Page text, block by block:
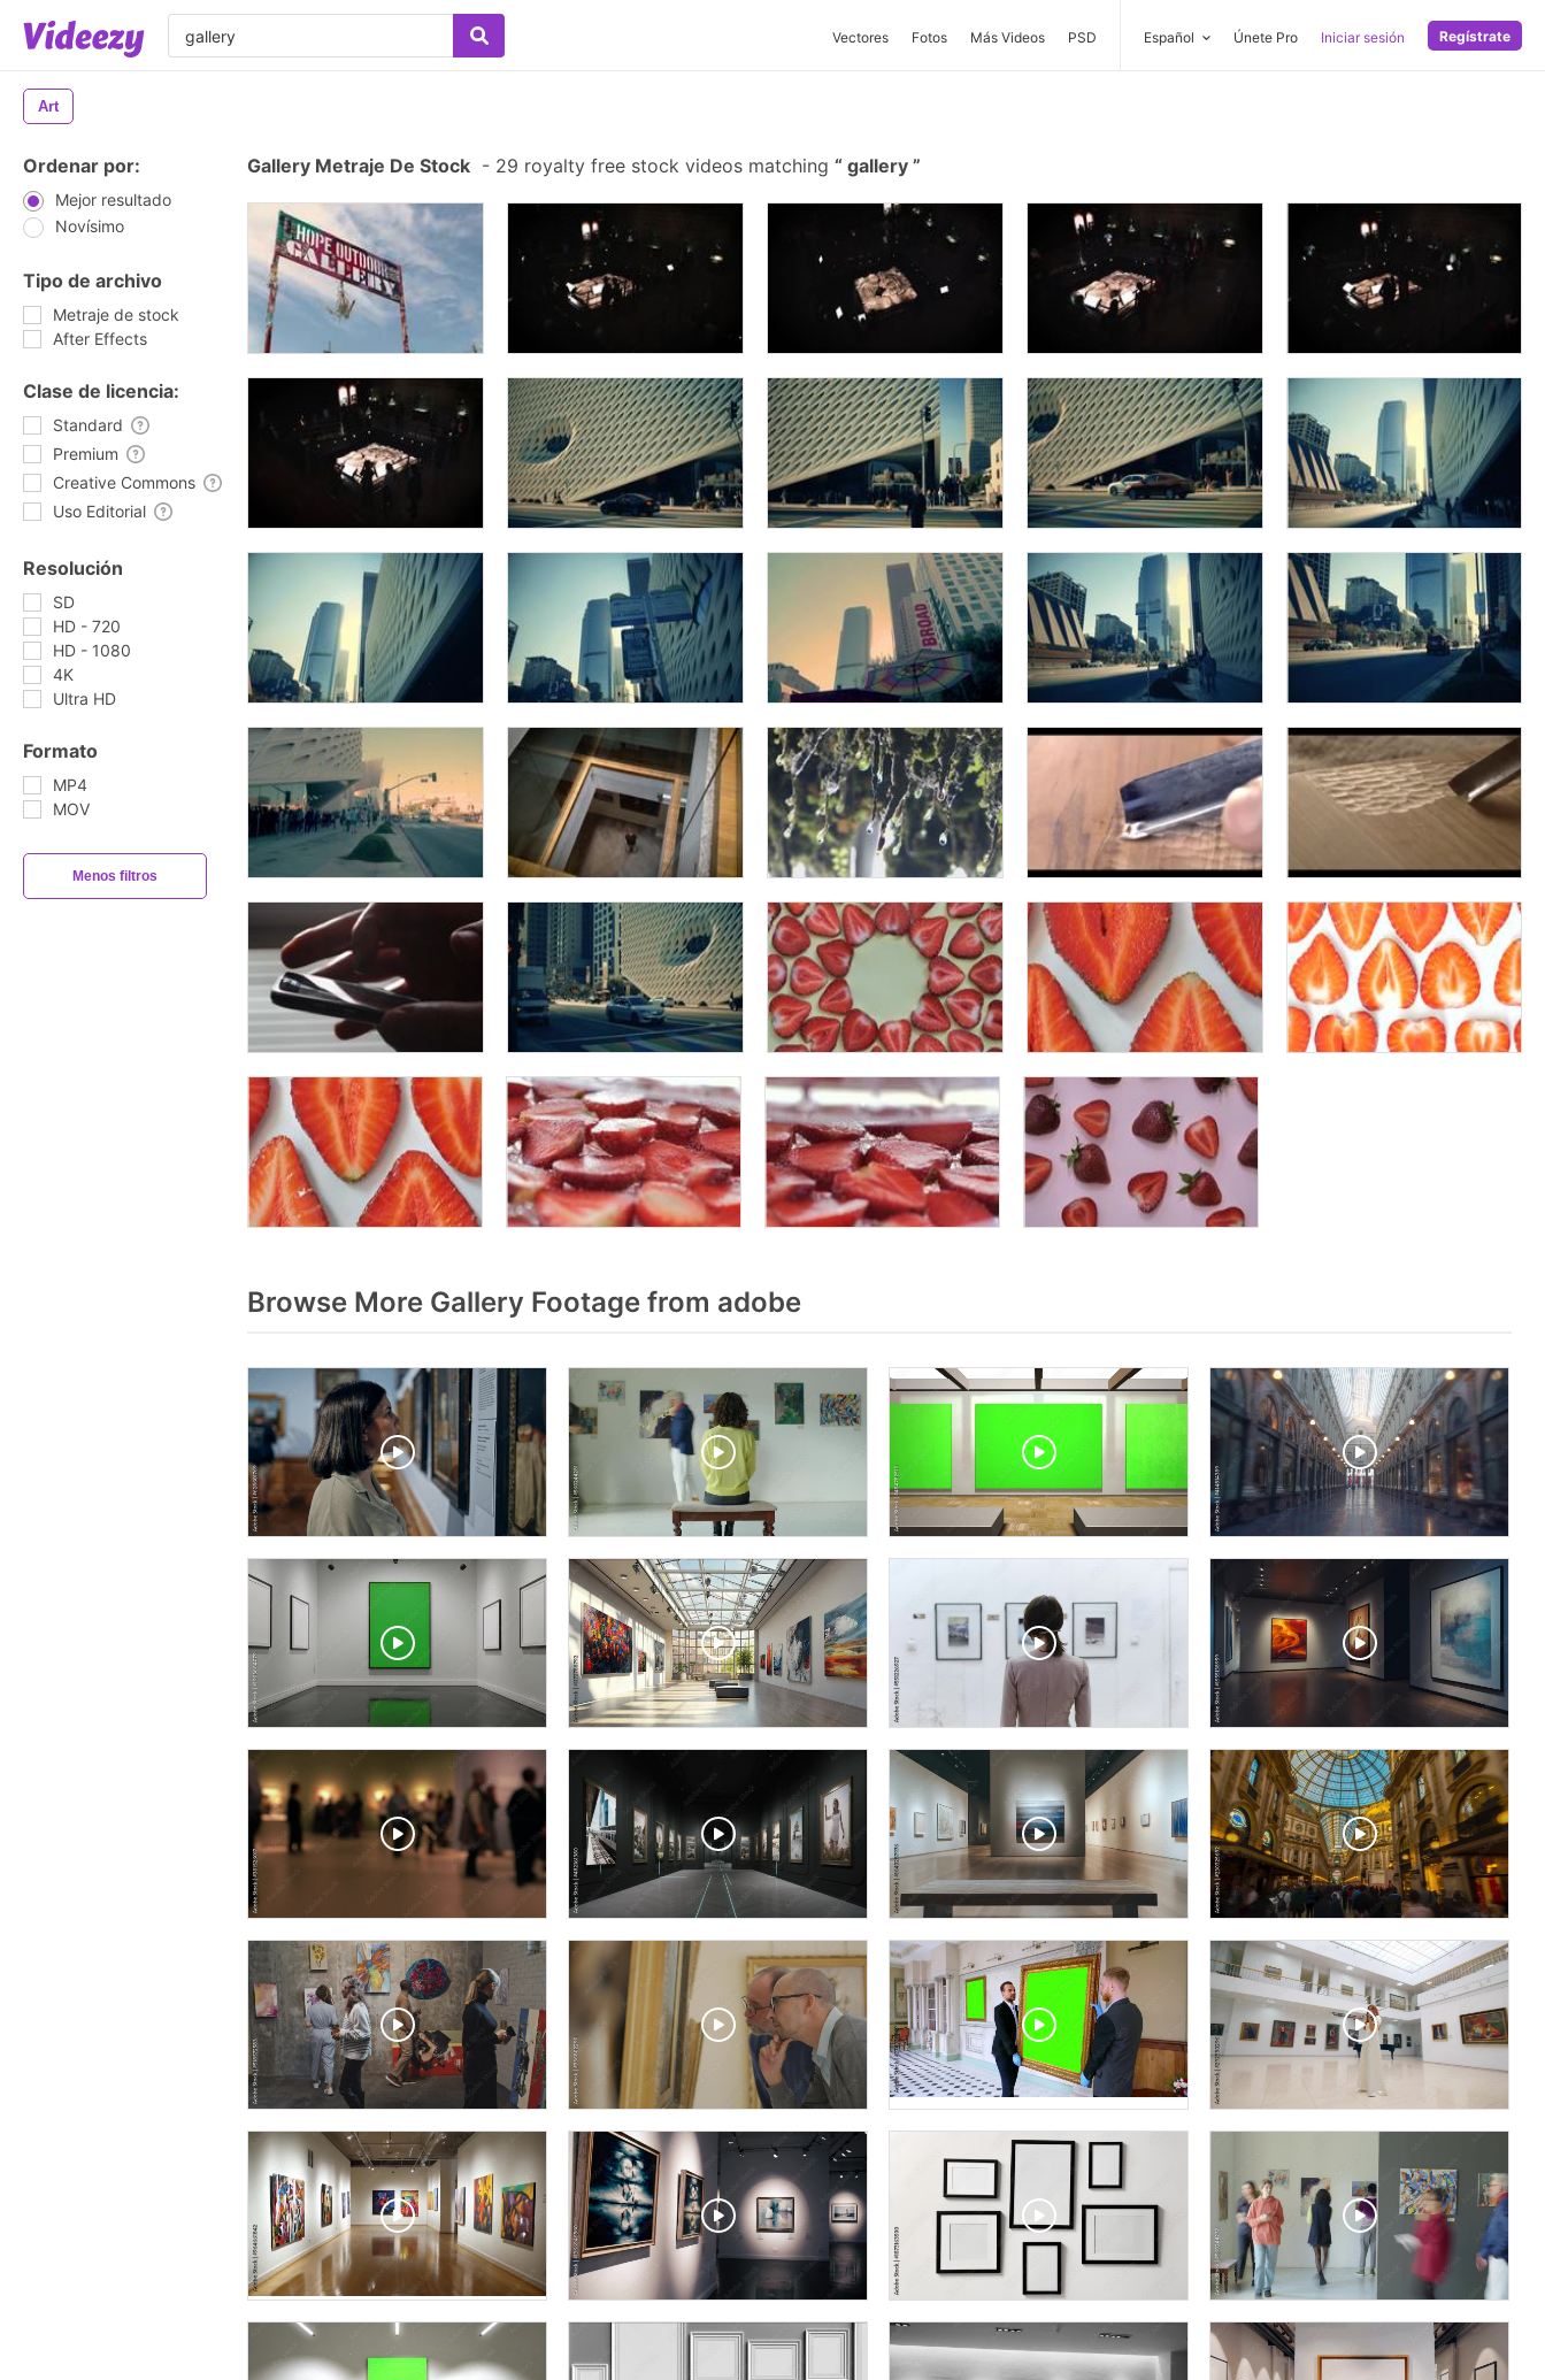
Vectores Fotos Más Videos PSD Español Únete Pro Iniciar sesión Regístrate
Art
Ordenar por:
Mejor resultado
Novísimo
Tipo de archivo
Metraje de stock
After Effects
Clase de licencia:
Standard
Premium
Creative Commons
Uso Editorial
Resolución
SD
HD - 720
HD - 1080
4K
Ultra HD
Formato
MP4
MOV
Menos filtros
Gallery Metraje De Stock - 29 royalty free stock videos matching gallery
Browse More Gallery Footage from adobe